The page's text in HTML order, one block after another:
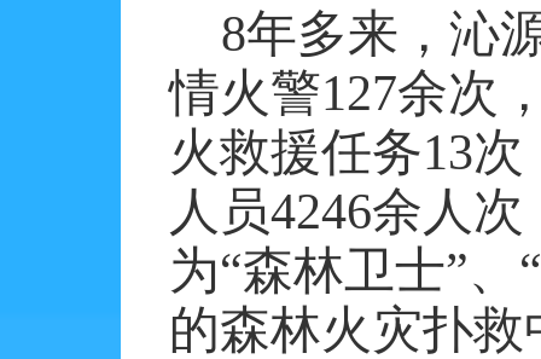
8年多来，沁
情火警127余次
火救援任务13次
人员4246余人次
为“森林卫士”
的森林火灾扑